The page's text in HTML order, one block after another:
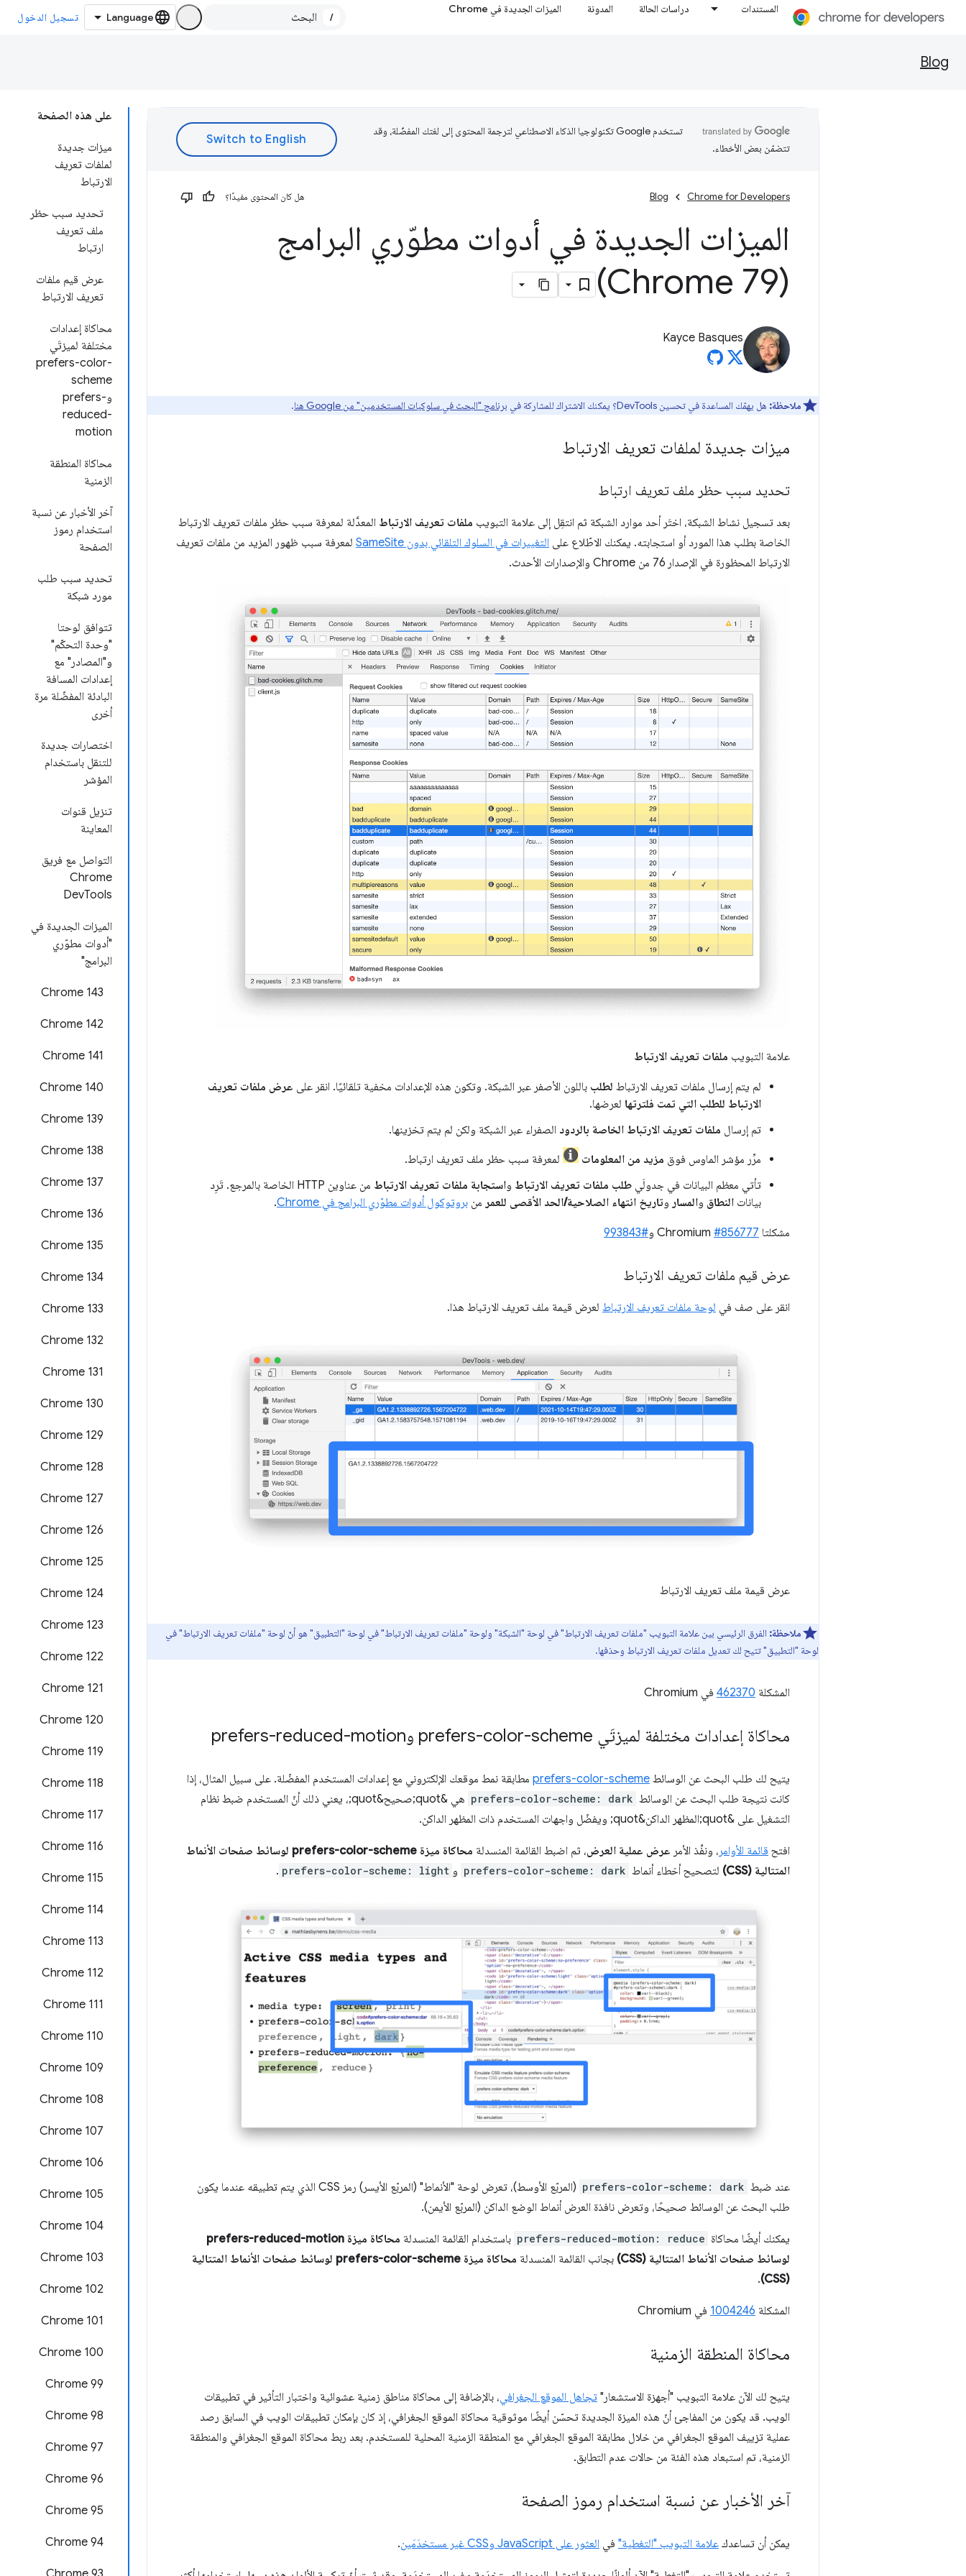
المستندات دراسات الحالة المدونة الميزات الجديدة في Chrome
/ تسجيل الدخول
Blog
على هذه الصفحة
ميزات جديدة
لملفات تعريف
الارتباط
تحديد سبب حظر
ملف تعريف
ارتباط
عرض قيم ملفات
تعريف الارتباط
محاكاة إعدادات
مختلفة لميزتَي
prefers-color-
scheme
وprefers-
reduced-
motion
محاكاة المنطقة
الزمنية
آخر الأخبار عن نسبة
استخدام رموز
الصفحة
تحديد سبب طلب
مورد شبكة
تتوافق لوحتا
"وحدة التحكّم"
و"المصادر" مع
إعدادات المسافة
البادئة المفضّلة مرة
أخرى
اختصارات جديدة
للتنقل باستخدام
المؤشر
تنزيل قنوات
المعاينة
التواصل مع فريق
Chrome
DevTools
الميزات الجديدة في
"أدوات مطوّري
البرامج"
Chrome 143
Chrome 142
‫Chrome 141
Chrome 140
‫Chrome 139
‫Chrome 138
‫Chrome 137
Chrome 136
Chrome 135
‫Chrome 134
‫Chrome 133
Chrome 132
Chrome 131
Chrome 130
Chrome 129
‫Chrome 128
‫Chrome 127
‫Chrome 126
‫Chrome 125
Chrome 124
Chrome 123
‫Chrome 122
‫Chrome 121
‫Chrome 120
‫Chrome 119
Chrome 118
‫Chrome 117
Chrome 116
Chrome 115
Chrome 114
Chrome 113
‫Chrome 112
‫Chrome 111
Chrome 110
Chrome 109
Chrome 108
Chrome 107
Chrome 106
Chrome 105
‫Chrome 104
Chrome 103
Chrome 102
Chrome 101
Chrome 100
Chrome 99
Chrome 98
‫Chrome 97
Chrome 96
Chrome 95
Chrome 94
تستخدم Google تكنولوجيا الذكاء الاصطناعي لترجمة المحتوى إلى لغتك المفضّلة، وقد
تتضمّن بعض الأخطاء.
Chrome for Developers
Blog هل كان المحتوى مفيدًا؟
الميزات الجديدة في أدوات مطوّري البرامج
(Chrome 79)
Kayce Basques
ملاحظة: هل يهمّك المساعدة في تحسين DevTools؟ يمكنك الاشتراك للمشاركة في برنامج "البحث في سلوكيات المستخدمين" من Google هنا .
ميزات جديدة لملفات تعريف الارتباط
تحديد سبب حظر ملف تعريف ارتباط
بعد تسجيل نشاط الشبكة، اختَر أحد موارد الشبكة ثم انتقِل إلى علامة التبويب ملفات تعريف الارتباط المعدَّلة لمعرفة سبب حظر ملفات تعريف الارتباط
الخاصة بطلب هذا المورد أو استجابته. يمكنك الاطّلاع على التغييرات في السلوك التلقائي بدون SameSite
لمعرفة سبب ظهور المزيد من ملفات تعريف
الارتباط المحظورة في الإصدار 76 من Chrome والإصدارات الأحدث.
علامة التبويب ملفات تعريف الارتباط
لم يتم إرسال ملفات تعريف الارتباط لطلب باللون الأصفر عبر الشبكة. وتكون هذه الإعدادات مخفية تلقائيًا. انقر على عرض ملفات تعريف
الارتباط للطلب التي تمت فلترتها لعرضها.
تم إرسال ملفات تعريف الارتباط الخاصة بالردود الصفراء عبر الشبكة ولكن لم يتم تخزينها.
مرِّر مؤشر الماوس فوق مزيد من المعلومات
لمعرفة سبب حظر ملف تعريف ارتباط.
تأتي معظم البيانات في جدولَي طلب ملفات تعريف الارتباط واستجابة ملفات تعريف الارتباط
من عناوين HTTP الخاصة بالمرجع. تَرِد
بيانات النطاق والمسار وتاريخ انتهاء الصلاحية/الحد الأقصى للعمر من بروتوكول أدوات مطوّري البرامج في Chrome .
مشكلتا Chromium #856777 و#993843
عرض قيم ملفات تعريف الارتباط
انقر على صف في لوحة ملفات تعريف الارتباط لعرض قيمة ملف تعريف الارتباط هذا.
عرض قيمة ملف تعريف الارتباط
ملاحظة: الفرق الرئيسي بين علامة التبويب "ملفات تعريف الارتباط" في لوحة "الشبكة" ولوحة "ملفات تعريف الارتباط" في لوحة "التطبيق" هو أنّ لوحة "ملفات تعريف الارتباط" في
لوحة "التطبيق" تتيح لك تعديل ملفات تعريف الارتباط وحذفها.
المشكلة 462370 في Chromium
محاكاة إعدادات مختلفة لميزتَي prefers-color-scheme وprefers-reduced-motion
يتيح لك طلب البحث عن الوسائط prefers-color-scheme مطابقة نمط موقعك الإلكتروني مع إعدادات المستخدم المفضّلة. على سبيل المثال، إذا
كانت نتيجة طلب البحث عن الوسائط prefers-color-scheme: dark
هي &quot;صحيح&quot;، يعني ذلك أنّ المستخدم ضبط نظام
التشغيل على &quot;المظهر الداكن&quot; ويفضّل واجهات المستخدم ذات المظهر الداكن.
افتح قائمة الأوامر ، ونفِّذ الأمر عرض عملية العرض، ثم اضبط القائمة المنسدلة
محاكاة ميزة prefers-color-scheme لوسائط صفحات الأنماط
المتتالية (CSS)
لتصحيح أخطاء أنماط prefers-color-scheme: dark و prefers-color-scheme: light
.
عند ضبط prefers-color-scheme: dark
(المربّع الأوسط)، تعرض لوحة "الأنماط" (المربّع الأيسر) رمز CSS الذي يتم تطبيقه عندما يكون
طلب البحث عن الوسائط صحيحًا، وتعرض نافذة العرض أنماط الوضع الداكن (المربّع الأيمن).
يمكنك أيضًا محاكاة prefers-reduced-motion: reduce باستخدام القائمة المنسدلة
محاكاة ميزة prefers-reduced-motion
لوسائط صفحات الأنماط المتتالية (CSS)
بجانب القائمة المنسدلة
محاكاة ميزة prefers-color-scheme لوسائط صفحات الأنماط المتتالية
(CSS)
.
المشكلة 1004246 في Chromium
محاكاة المنطقة الزمنية
يتيح لك الآن علامة التبويب "أجهزة الاستشعار" تجاهل الموقع الجغرافي، بالإضافة إلى محاكاة مناطق زمنية عشوائية واختبار التأثير في تطبيقات
الويب. قد يكون من المفاجئ أنّ هذه الميزة الجديدة تحسّن أيضًا موثوقية محاكاة الموقع الجغرافي، إذ كان بإمكان تطبيقات الويب في السابق رصد
عملية تزييف الموقع الجغرافي من خلال مطابقة الموقع الجغرافي مع المنطقة الزمنية المحلية للمستخدم. بعد ربط محاكاة الموقع الجغرافي والمنطقة
الزمنية، تم استبعاد هذه الفئة من حالات عدم التطابق.
آخر الأخبار عن نسبة استخدام رموز الصفحة
يمكن أن تساعدك علامة التبويب "التغطية" في العثور على JavaScript وCSS غير مستخدَمَين .